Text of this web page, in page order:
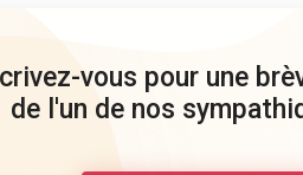
vous pour une
de l'un de nos